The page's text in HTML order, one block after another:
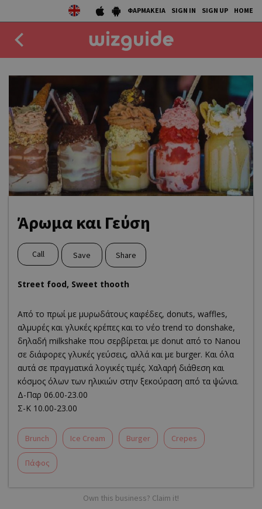
ΦΑΡΜΑΚΕΙΑ SIGN IN SIGN UP HOME
DRINK
50 BEST
AGENDA
COLLECTIONS
Άρωμα και Γεύση
Call Save Share
Street food, Sweet thooth
Από το πρωί με μυρωδάτους καφέδες, donuts, waffles,
αλμυρές και γλυκές κρέπες και το νέο trend το donshake,
δηλαδή milkshake που σερβίρεται με donut από το Nanou
σε διάφορες γλυκές γεύσεις, αλλά και με burger. Και όλα
αυτά σε πραγματικά λογικές τιμές. Χαλαρή διάθεση και
κόσμος όλων των ηλικιών στην ξεκούραση από τα ψώνια.
Δ-Παρ 06.00-23.00
Σ-Κ 10.00-23.00
Brunch Ice Cream Burger Crepes
Πάφος
Own this business? Claim it!